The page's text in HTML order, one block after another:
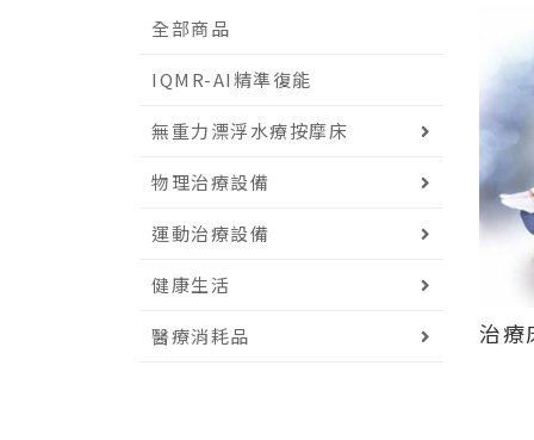
全部商品
IQMR-AI精準復能
無重力漂浮水療按摩床
物理治療設備
運動治療設備
健康生活
醫療消耗品 治療